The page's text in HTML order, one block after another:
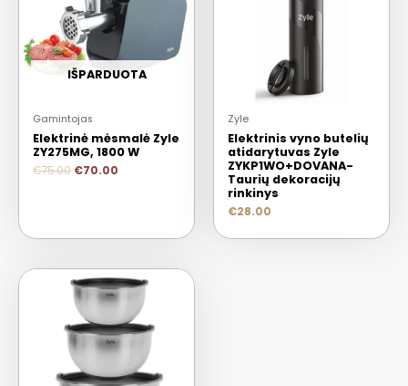
IŠPARDUOTA
Gamintojas
Elektrinė mėsmalė Zyle
ZY275MG, 1800 W
€75.00 €70.00
Zyle
Elektrinis vyno butelių
atidarytuvas Zyle
ZYKP1WO+DOVANA-
Taurių dekoracijų
rinkinys
€28.00